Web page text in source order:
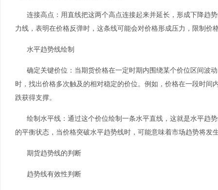
连接高点：用直线把这两个高点连接起来并延长，形成下降趋
力线，表明在价格反弹时，这条线可能会对价格形成压力，限制价
水平趋势线绘制
确定关键价位：当期货价格在一定时期内围绕某个价位区间波
时，找出价格多次触及的相对稳定的价位。例如，价格在一段时间
跌获得支撑。
绘制水平线：通过这个价位绘制一条水平直线，这就是水平趋
的平衡状态，当价格突破水平趋势线时，可能意味着市场趋势将发
期货趋势线的判断
趋势线有效性判断